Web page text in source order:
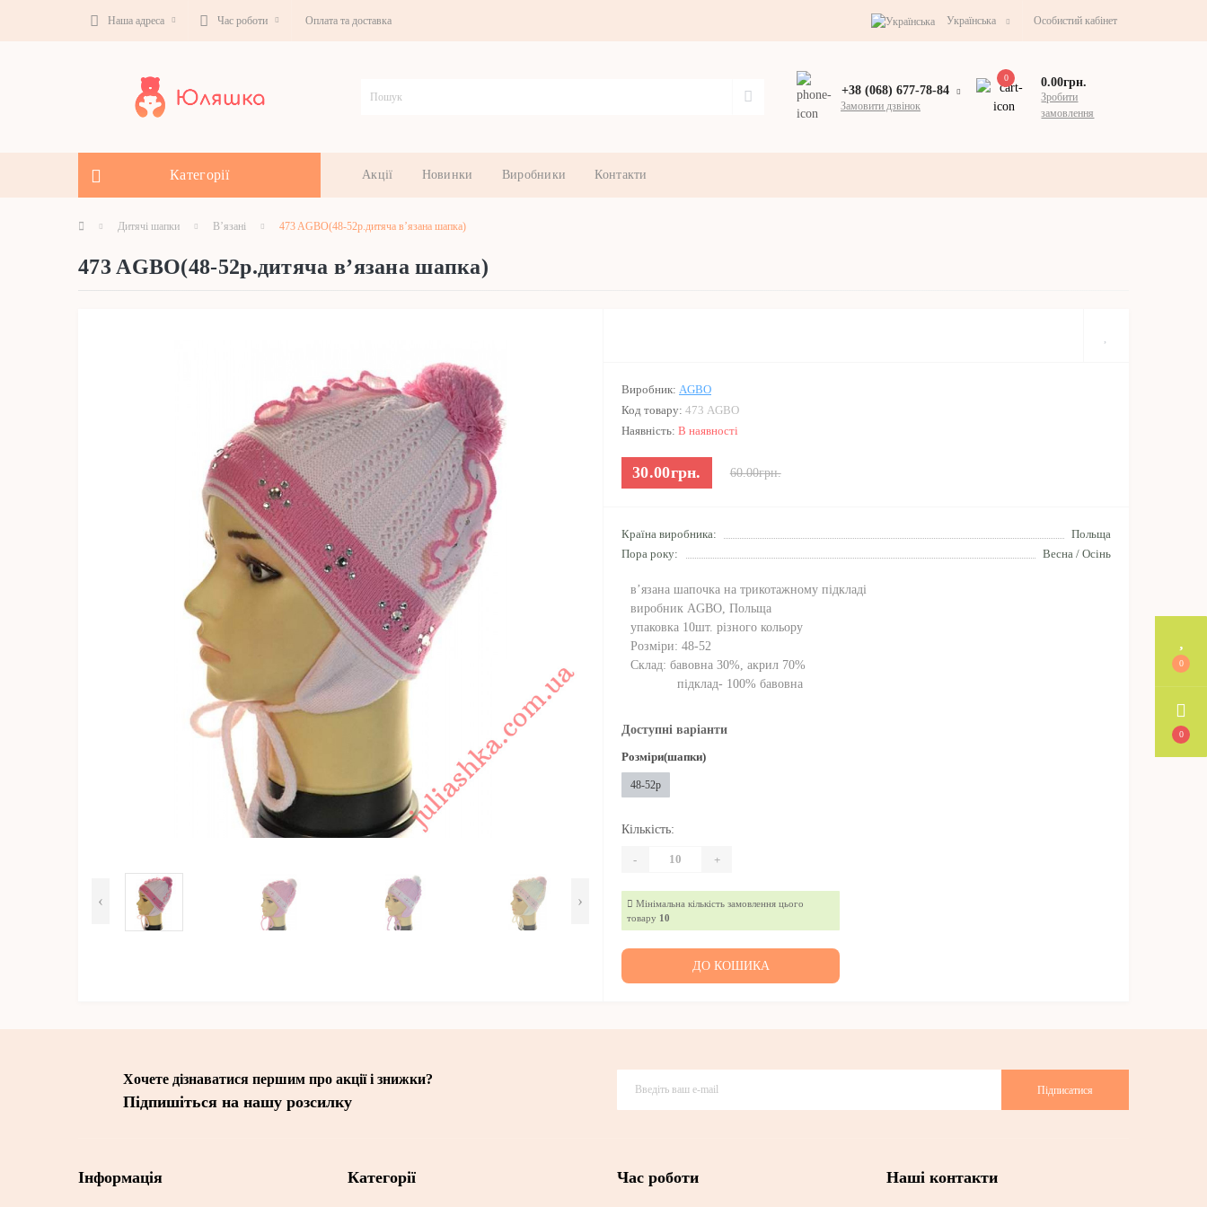
0
0
Наша адреса Час роботи Оплата та доставка Українська Особистий кабінет
+38 (068) 677-78-84
Замовити дзвінок
0 0.00грн.
Зробити
замовлення
Категорії Акції Новинки Виробники Контакти
Дитячі шапки В’язані 473 AGBO(48-52р.дитяча в’язана шапка)
473 AGBO(48-52р.дитяча в’язана шапка)
‹ ›
Виробник: AGBO
Код товару: 473 AGBO
Наявність: В наявності
30.00грн. 60.00грн.
Країна виробника:
Польща
Пора року:
Весна / Осінь
в’язана шапочка на трикотажному підкладі
виробник AGBO, Польща
упаковка 10шт. різного кольору
Розміри: 48-52
Склад: бавовна 30%, акрил 70%
підклад- 100% бавовна
Доступні варіанти
Розміри(шапки)
48-52р
Кількість:
- +
Мінімальна кількість замовлення цього
товару 10
ДО КОШИКА
Хочете дізнаватися першим про акції і знижки?
Підпишіться на нашу розсилку
Підписатися
Інформація Категорії Час роботи Наші контакти